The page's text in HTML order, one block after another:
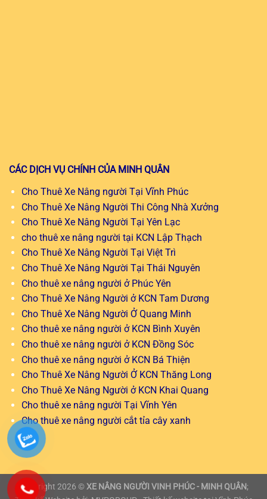
CÁC DỊCH VỤ CHÍNH CỦA MINH QUÂN
Cho Thuê Xe Nâng người Tại Vĩnh Phúc
Cho Thuê Xe Nâng Người Thi Công Nhà Xưởng
Cho Thuê Xe Nâng Người Tại Yên Lạc
cho thuê xe nâng người tại KCN Lập Thạch
Cho Thuê Xe Nâng Người Tại Việt Trì
Cho Thuê Xe Nâng Người Tại Thái Nguyên
Cho thuê xe nâng người ở Phúc Yên
Cho Thuê Xe Nâng Người ở KCN Tam Dương
Cho Thuê Xe Nâng Người Ở Quang Minh
Cho thuê xe nâng người ở KCN Bình Xuyên
Cho thuê xe nâng người ở KCN Đồng Sóc
Cho thuê xe nâng người ở KCN Bá Thiện
Cho Thuê Xe Nâng Người Ở KCN Thăng Long
Cho Thuê Xe Nâng Người ở KCN Khai Quang
Cho thuê xe nâng người Tại Vĩnh Yên
Cho thuê xe nâng người cắt tỉa cây xanh
Copyright 2026 © XE NÂNG NGƯỜI VINH PHÚC - MINH QUÂN;